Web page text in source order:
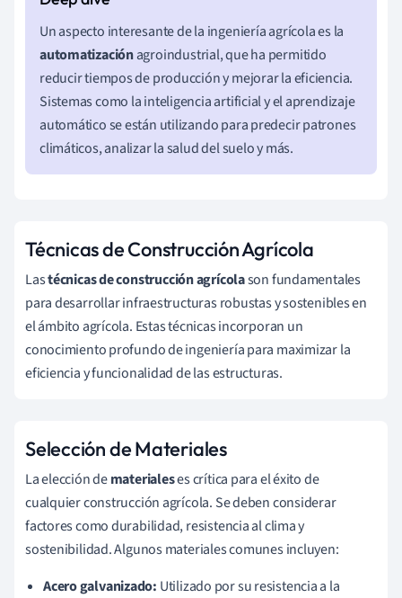
Un aspecto interesante de la ingeniería agrícola es la
automatizaciónagroindustrial, que ha permitido
reducir tiempos de producción y mejorar la eficiencia.
Sistemas como la inteligencia artificial y el aprendizaje
automático se están utilizando para predecir patrones
climáticos, analizar la salud del suelo y más.
Técnicas de Construcción Agrícola
Lastécnicas de construcción agrícolason fundamentales
para desarrollar infraestructuras robustas y sostenibles en
el ámbito agrícola. Estas técnicas incorporan un
conocimiento profundo de ingeniería para maximizar la
eficiencia y funcionalidad de las estructuras.
Selección de Materiales
La elección dematerialeses crítica para el éxito de
cualquier construcción agrícola. Se deben considerar
factores como durabilidad, resistencia al clima y
sostenibilidad. Algunos materiales comunes incluyen:
Acero galvanizado: Utilizado por su resistencia a la